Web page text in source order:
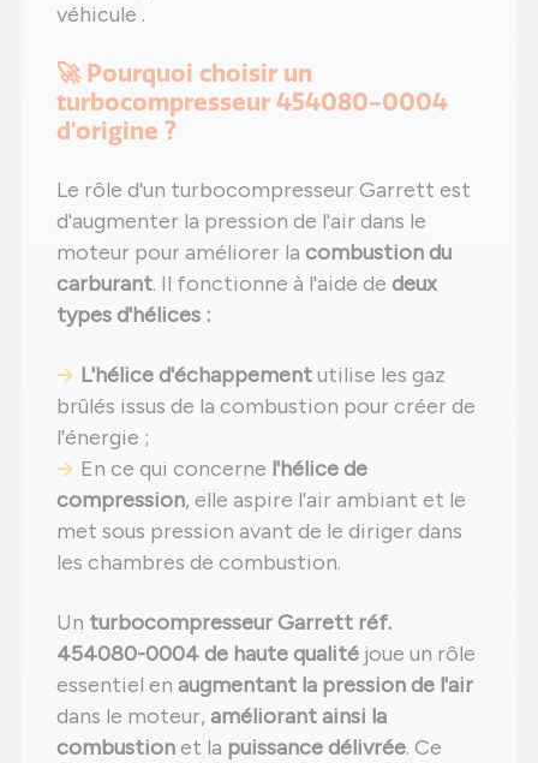
véhicule .
🚀 Pourquoi choisir un
turbocompresseur 454080-0004
d'origine ?
Le rôle d'un turbocompresseur Garrett est
d'augmenter la pression de l'air dans le
moteur pour améliorer la combustion du
carburant. Il fonctionne à l'aide de deux
types d'hélices :
L'hélice d'échappementutilise les gaz
brûlés issus de la combustion pour créer de
l'énergie ;
En ce qui concerne l'hélice de
compression, elle aspire l'air ambiant et le
met sous pression avant de le diriger dans
les chambres de combustion.
Un turbocompresseur Garrett réf.
454080-0004 de haute qualité joue un rôle
essentiel en augmentant la pression de l'air
dans le moteur, améliorant ainsi la
combustionet la puissance délivrée. Ce